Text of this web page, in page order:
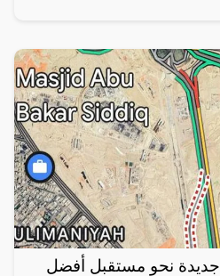
نحو مستقبل أفضل